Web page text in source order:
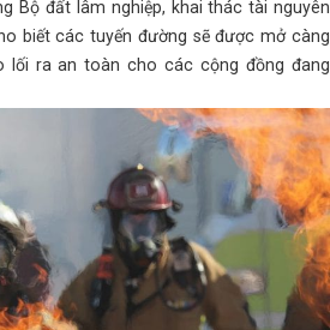
Bộ đất lâm nghiệp, khai thác tài nguyên
biết các tuyến đường sẽ được mở càng
lối ra an toàn cho các cộng đồng đang